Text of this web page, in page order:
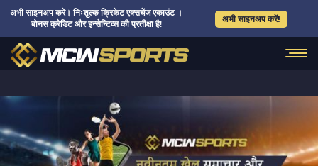
अभी साइनअप करें। निःशुल्क क्रिकेट एक्सचेंज एकाउंट ।
बोनस क्रेडिट और इन्सेन्टिव्स की प्रतीक्षा है!
अभी साइनअप करें!